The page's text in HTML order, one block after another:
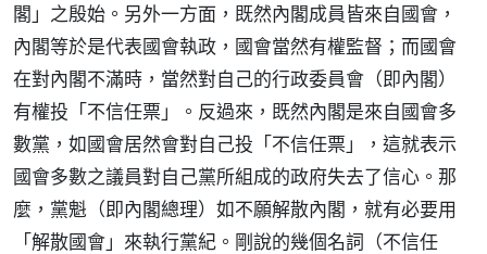
閣」之殷始。另外一方面，既然內閣成員皆來自國會，
內閣等於是代表國會執政，國會當然有權監督；而國會
在對內閣不滿時，當然對自己的行政委員會（即內閣）
有權投「不信任票」。反過來，既然內閣是來自國會多
數黨，如國會居然會對自己投「不信任票」，這就表示
國會多數之議員對自己黨所組成的政府失去了信心。那
麼，黨魁（即內閣總理）如不願解散內閣，就有必要用
「解散國會」來執行黨紀。剛說的幾個名詞（不信任